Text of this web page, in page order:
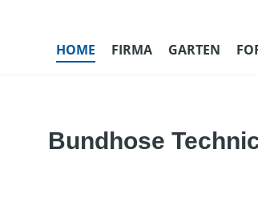
HOME FIRMA GARTEN
Bundhose